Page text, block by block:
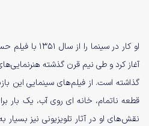
او کار در سینما
آغاز کرد و طی نیم قرن گذشته
گذاشته است. از فیلم‌های سینمایی این
قطعه ناتمام، خانه ای روی آب، یک بار
نقش‌های او در آثار تلویزیونی نیز بسیار